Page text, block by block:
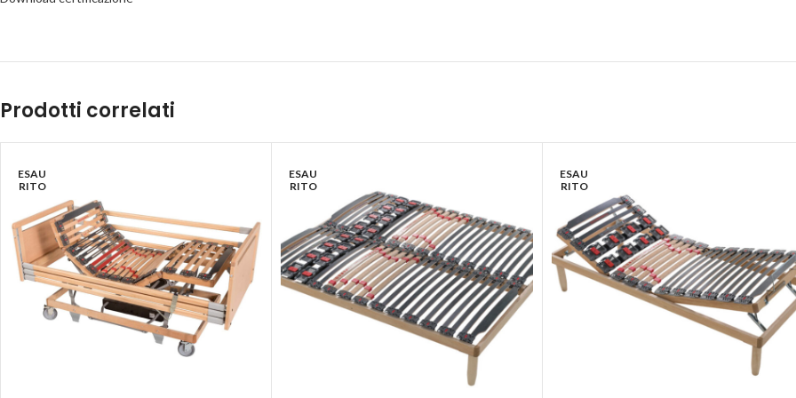
Prodotti correlati
ESAU
RITO
ESAU
RITO
ESAU
RITO